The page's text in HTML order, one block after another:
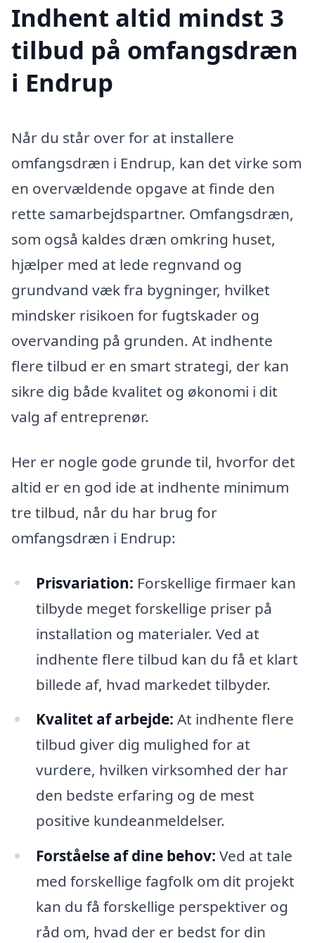
Indhent altid mindst 3
tilbud på omfangsdræn
i Endrup
Når du står over for at installere
omfangsdræn i Endrup, kan det virke som
en overvældende opgave at finde den
rette samarbejdspartner. Omfangsdræn,
som også kaldes dræn omkring huset,
hjælper med at lede regnvand og
grundvand væk fra bygninger, hvilket
mindsker risikoen for fugtskader og
overvanding på grunden. At indhente
flere tilbud er en smart strategi, der kan
sikre dig både kvalitet og økonomi i dit
valg af entreprenør.
Her er nogle gode grunde til, hvorfor det
altid er en god ide at indhente minimum
tre tilbud, når du har brug for
omfangsdræn i Endrup:
Prisvariation: Forskellige firmaer kan
tilbyde meget forskellige priser på
installation og materialer. Ved at
indhente flere tilbud kan du få et klart
billede af, hvad markedet tilbyder.
Kvalitet af arbejde: At indhente flere
tilbud giver dig mulighed for at
vurdere, hvilken virksomhed der har
den bedste erfaring og de mest
positive kundeanmeldelser.
Forståelse af dine behov: Ved at tale
med forskellige fagfolk om dit projekt
kan du få forskellige perspektiver og
råd om, hvad der er bedst for din